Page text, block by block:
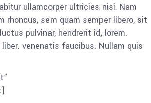
ullamcorper ultricies nisi. Nam
sem quam semper libero, sit
pulvinar, hendrerit id, lorem.
venenatis faucibus. Nullam quis